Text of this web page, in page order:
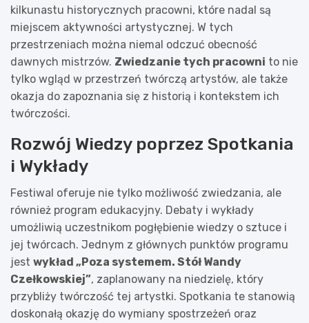
kilkunastu historycznych pracowni, które nadal są
miejscem aktywności artystycznej. W tych
przestrzeniach można niemal odczuć obecność
dawnych mistrzów. Zwiedzanie tych pracowni to nie
tylko wgląd w przestrzeń twórczą artystów, ale także
okazja do zapoznania się z historią i kontekstem ich
twórczości.
Rozwój Wiedzy poprzez Spotkania
i Wykłady
Festiwal oferuje nie tylko możliwość zwiedzania, ale
również program edukacyjny. Debaty i wykłady
umożliwią uczestnikom pogłębienie wiedzy o sztuce i
jej twórcach. Jednym z głównych punktów programu
jest wykład „Poza systemem. Stół Wandy
Czełkowskiej”, zaplanowany na niedzielę, który
przybliży twórczość tej artystki. Spotkania te stanowią
doskonałą okazję do wymiany spostrzeżeń oraz